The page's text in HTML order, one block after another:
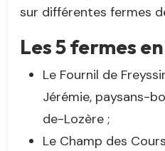
sur différentes fermes
Les 5 fermes
Le Fournil de
Jérémie, paysans-
de-Lozère ;
Le Champ des